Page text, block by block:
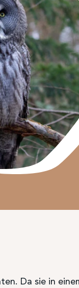
Da sie in